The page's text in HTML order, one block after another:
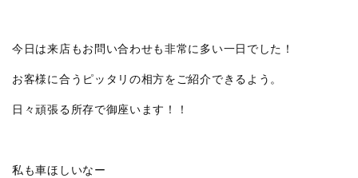
今日は来店もお問い合わせも非常に多い一日でした！
お客様に合うピッタリの相方をご紹介できるよう。
日々頑張る所存で御座います！！
私も車ほしいなー